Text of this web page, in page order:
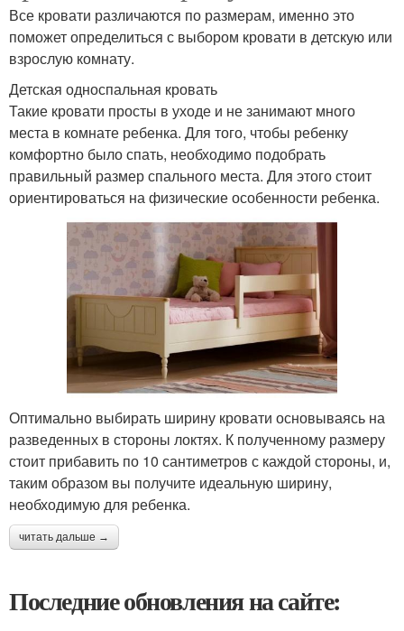
Все кровати различаются по размерам, именно это
поможет определиться с выбором кровати в детскую или
взрослую комнату.
Детская односпальная кровать
Такие кровати просты в уходе и не занимают много
места в комнате ребенка. Для того, чтобы ребенку
комфортно было спать, необходимо подобрать
правильный размер спального места. Для этого стоит
ориентироваться на физические особенности ребенка.
Оптимально выбирать ширину кровати основываясь на
разведенных в стороны локтях. К полученному размеру
стоит прибавить по 10 сантиметров с каждой стороны, и,
таким образом вы получите идеальную ширину,
необходимую для ребенка.
читать дальше →
Последние обновления на сайте: